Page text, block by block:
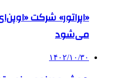
«اپراتور» شرکت
می‌شود
۱۴۰۲/۱۰/۳۰